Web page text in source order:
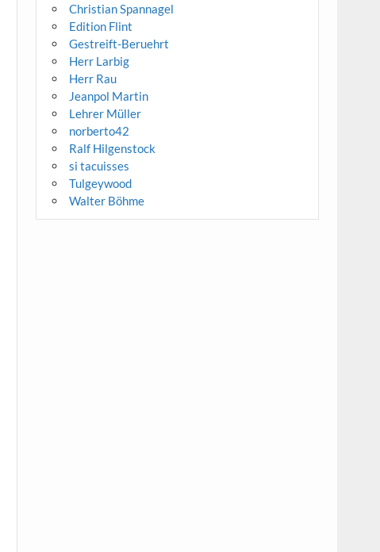
Christian Spannagel
Edition Flint
Gestreift-Beruehrt
Herr Larbig
Herr Rau
Jeanpol Martin
Lehrer Müller
norberto42
Ralf Hilgenstock
si tacuisses
Tulgeywood
Walter Böhme